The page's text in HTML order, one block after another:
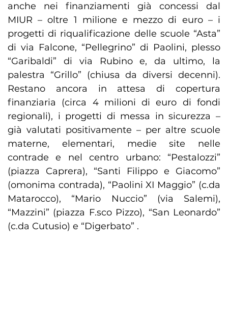
anche nei finanziamenti già concessi dal
MIUR – oltre 1 milione e mezzo di euro – i
progetti di riqualificazione delle scuole “Asta”
di via Falcone, “Pellegrino” di Paolini, plesso
“Garibaldi” di via Rubino e, da ultimo, la
palestra “Grillo” (chiusa da diversi decenni).
Restano ancora in attesa di copertura
finanziaria (circa 4 milioni di euro di fondi
regionali), i progetti di messa in sicurezza –
già valutati positivamente – per altre scuole
materne, elementari, medie site nelle
contrade e nel centro urbano: “Pestalozzi”
(piazza Caprera), “Santi Filippo e Giacomo”
(omonima contrada), “Paolini XI Maggio” (c.da
Matarocco), “Mario Nuccio” (via Salemi),
“Mazzini” (piazza F.sco Pizzo), “San Leonardo”
(c.da Cutusio) e “Digerbato” .